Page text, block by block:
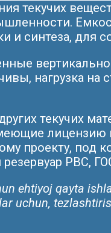
текучих
и синтеза, для
нагрузка на
текучих
лицензию
проекту, под
РВС,
ehtiyoj qayta
uchun,